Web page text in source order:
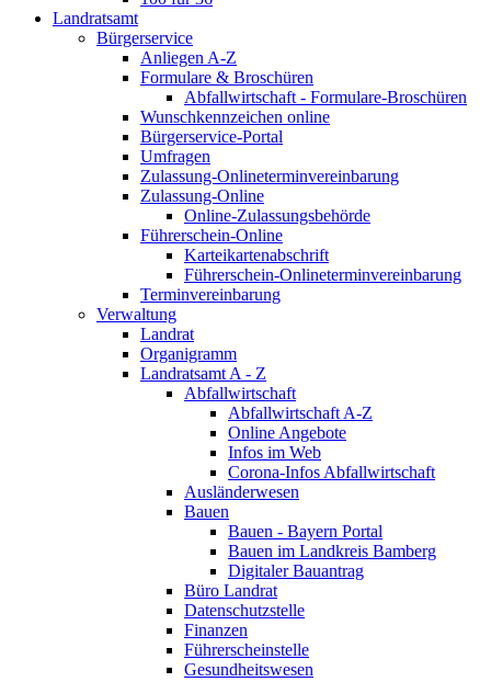
Landratsamt
Bürgerservice
Anliegen A-Z
Formulare & Broschüren
Abfallwirtschaft - Formulare-Broschüren
Wunschkennzeichen online
Bürgerservice-Portal
Umfragen
Zulassung-Onlineterminvereinbarung
Zulassung-Online
Online-Zulassungsbehörde
Führerschein-Online
Karteikartenabschrift
Führerschein-Onlineterminvereinbarung
Terminvereinbarung
Verwaltung
Landrat
Organigramm
Landratsamt A - Z
Abfallwirtschaft
Abfallwirtschaft A-Z
Online Angebote
Infos im Web
Corona-Infos Abfallwirtschaft
Ausländerwesen
Bauen
Bauen - Bayern Portal
Bauen im Landkreis Bamberg
Digitaler Bauantrag
Büro Landrat
Datenschutzstelle
Finanzen
Führerscheinstelle
Gesundheitswesen